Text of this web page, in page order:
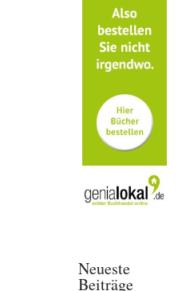
Neueste
Beiträge